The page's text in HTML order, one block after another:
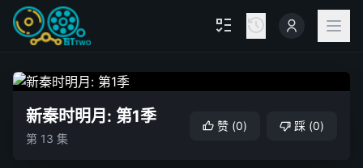
新秦时明月: 第1季
第 13 集
赞 (0) 踩 (0)